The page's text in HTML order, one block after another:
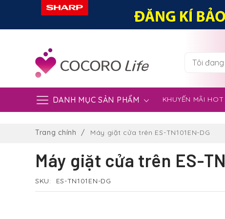
DANH MỤC SẢN PHẨM KHUYẾN MÃI HOT
Trang chính Máy giặt cửa trên ES-TN101EN-DG
Máy giặt cửa trên ES-
SKU ES-TN101EN-DG